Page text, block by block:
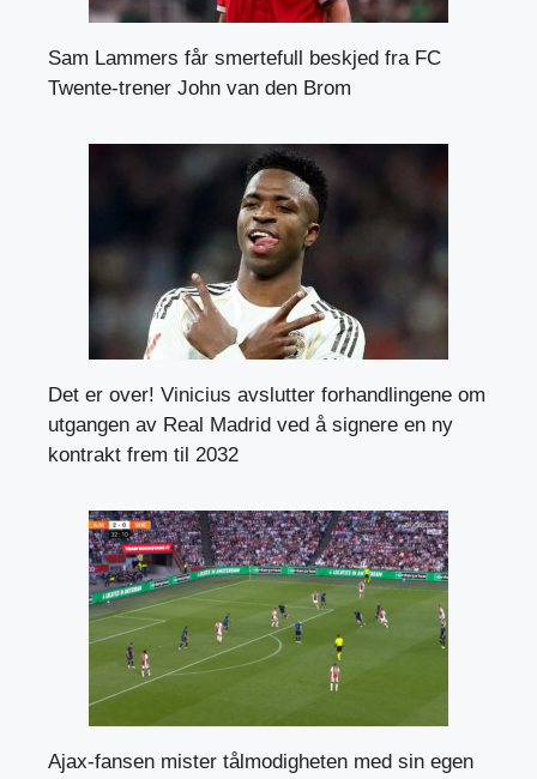
Sam Lammers får smertefull beskjed fra FC
Twente-trener John van den Brom
Det er over! Vinicius avslutter forhandlingene om
utgangen av Real Madrid ved å signere en ny
kontrakt frem til 2032
Ajax-fansen mister tålmodigheten med sin egen